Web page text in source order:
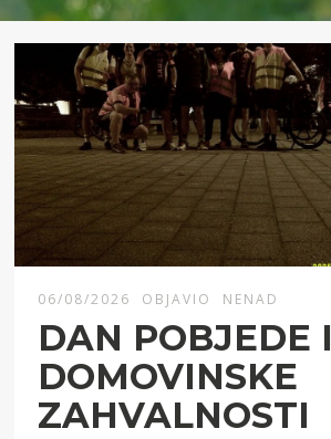
06/08/2026 OBJAVIO NENAD
DAN POBJEDE I
DOMOVINSKE
ZAHVALNOSTI